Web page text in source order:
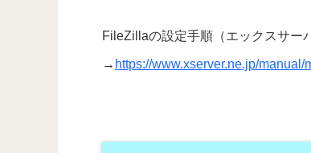
FileZillaの設定手順（エックスサー
→ https://www.xserver.ne.jp/